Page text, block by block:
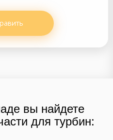
вы найдете
для турбин: